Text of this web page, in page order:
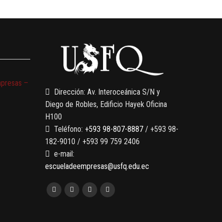
–
Dirección: Av. Interoceánica S/N y
Diego de Robles, Edificio Hayek Oficina
H100
Teléfono: +593 98-807-8887 / +593 98-
182-9010 / +593 99 759 2406
e-mail:
escueladeempresas@usfq.edu.ec